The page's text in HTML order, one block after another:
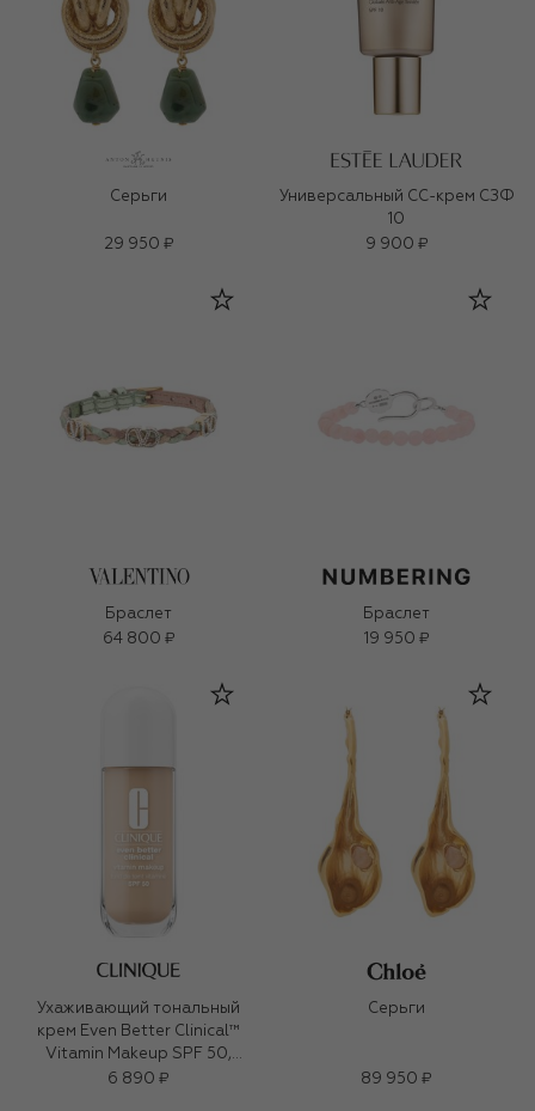
Серьги
29 950 ₽
Универсальный СС-крем СЗФ
10
9 900 ₽
Браслет
64 800 ₽
Браслет
19 950 ₽
Ухаживающий тональный
крем Even Better Clinical™
Vitamin Makeup SPF 50,
оттенок Light Cool 2 (30ml)
6 890 ₽
Серьги
89 950 ₽